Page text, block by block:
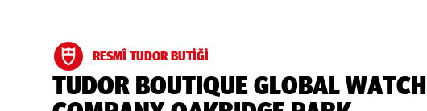
RESMÎ TUDOR BUTIĞI
‭TUDOR BOUTIQUE GLOBAL WATCH